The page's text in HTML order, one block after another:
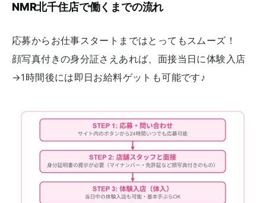
NMR北千住店で働くまでの流れ
応募からお仕事スタートまではとってもスムーズ！
顔写真付きの身分証さえあれば、面接当日に体験入店
→1時間後には即日お給料ゲットも可能です♪